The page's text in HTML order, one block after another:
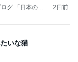
グ 「日本の
2日前
いな猫